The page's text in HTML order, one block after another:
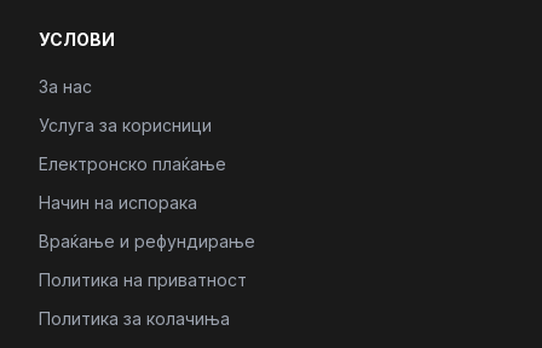
УСЛОВИ
За нас
Услуга за корисници
Електронско плаќање
Начин на испорака
Враќање и рефундирање
Политика на приватност
Политика за колачиња